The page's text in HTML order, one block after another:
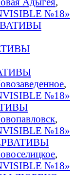
№18»
,
№18»
,
№18»
,
№18»